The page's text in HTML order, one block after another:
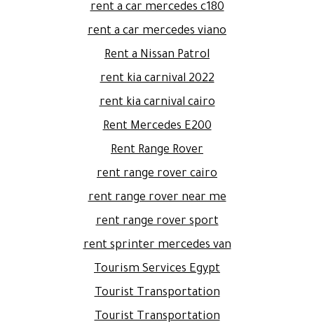
rent a car mercedes c180
rent a car mercedes viano
Rent a Nissan Patrol
rent kia carnival 2022
rent kia carnival cairo
Rent Mercedes E200
Rent Range Rover
rent range rover cairo
rent range rover near me
rent range rover sport
rent sprinter mercedes van
Tourism Services Egypt
Tourist Transportation
Tourist Transportation